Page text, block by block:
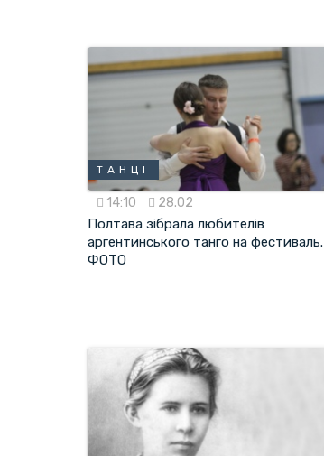
ТАНЦІ
14:10 28.02
Полтава зібрала любителів
аргентинського танго на фестиваль.
ФОТО